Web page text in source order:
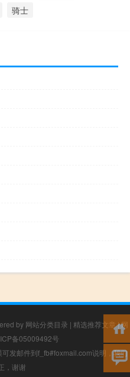
骑士
by 网站分类目录 | 精选推荐文章|网
备05009492号
发邮件到f_fb#foxmail.com说明，我们
，谢谢